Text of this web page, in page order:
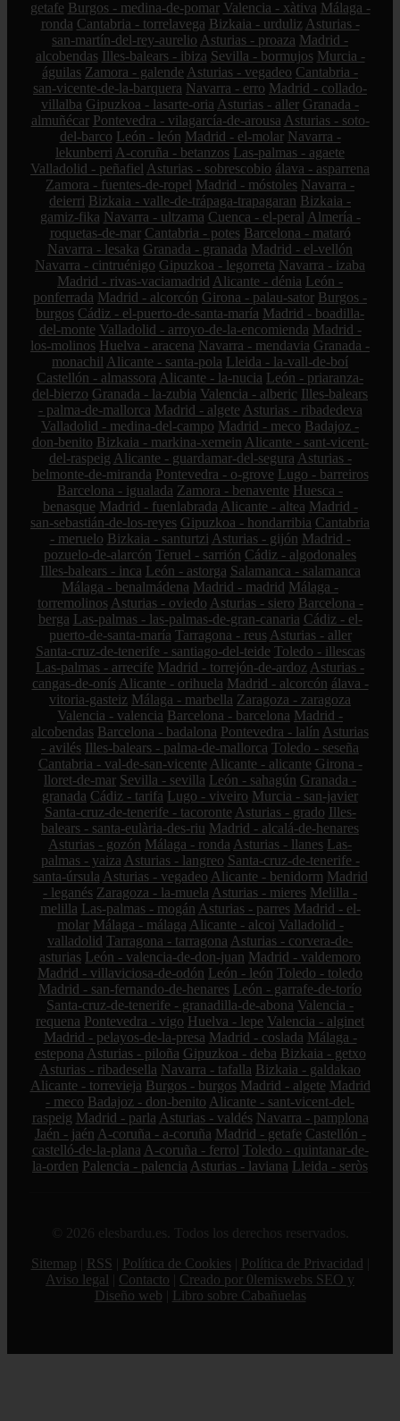
getafe Burgos - medina-de-pomar Valencia - xàtiva Málaga -
ronda Cantabria - torrelavega Bizkaia - urduliz Asturias -
san-martín-del-rey-aurelio Asturias - proaza Madrid -
alcobendas Illes-balears - ibiza Sevilla - bormujos Murcia -
águilas Zamora - galende Asturias - vegadeo Cantabria -
san-vicente-de-la-barquera Navarra - erro Madrid - collado-
villalba Gipuzkoa - lasarte-oria Asturias - aller Granada -
almuñécar Pontevedra - vilagarcía-de-arousa Asturias - soto-
del-barco León - león Madrid - el-molar Navarra -
lekunberri A-coruña - betanzos Las-palmas - agaete
Valladolid - peñafiel Asturias - sobrescobio álava - asparrena
Zamora - fuentes-de-ropel Madrid - móstoles Navarra -
deierri Bizkaia - valle-de-trápaga-trapagaran Bizkaia -
gamiz-fika Navarra - ultzama Cuenca - el-peral Almería -
roquetas-de-mar Cantabria - potes Barcelona - mataró
Navarra - lesaka Granada - granada Madrid - el-vellón
Navarra - cintruénigo Gipuzkoa - legorreta Navarra - izaba
Madrid - rivas-vaciamadrid Alicante - dénia León -
ponferrada Madrid - alcorcón Girona - palau-sator Burgos -
burgos Cádiz - el-puerto-de-santa-maría Madrid - boadilla-
del-monte Valladolid - arroyo-de-la-encomienda Madrid -
los-molinos Huelva - aracena Navarra - mendavia Granada -
monachil Alicante - santa-pola Lleida - la-vall-de-boí
Castellón - almassora Alicante - la-nucia León - priaranza-
del-bierzo Granada - la-zubia Valencia - alberic Illes-balears
- palma-de-mallorca Madrid - algete Asturias - ribadedeva
Valladolid - medina-del-campo Madrid - meco Badajoz -
don-benito Bizkaia - markina-xemein Alicante - sant-vicent-
del-raspeig Alicante - guardamar-del-segura Asturias -
belmonte-de-miranda Pontevedra - o-grove Lugo - barreiros
Barcelona - igualada Zamora - benavente Huesca -
benasque Madrid - fuenlabrada Alicante - altea Madrid -
san-sebastián-de-los-reyes Gipuzkoa - hondarribia Cantabria
- meruelo Bizkaia - santurtzi Asturias - gijón Madrid -
pozuelo-de-alarcón Teruel - sarrión Cádiz - algodonales
Illes-balears - inca León - astorga Salamanca - salamanca
Málaga - benalmádena Madrid - madrid Málaga -
torremolinos Asturias - oviedo Asturias - siero Barcelona -
berga Las-palmas - las-palmas-de-gran-canaria Cádiz - el-
puerto-de-santa-maría Tarragona - reus Asturias - aller
Santa-cruz-de-tenerife - santiago-del-teide Toledo - illescas
Las-palmas - arrecife Madrid - torrejón-de-ardoz Asturias -
cangas-de-onís Alicante - orihuela Madrid - alcorcón álava -
vitoria-gasteiz Málaga - marbella Zaragoza - zaragoza
Valencia - valencia Barcelona - barcelona Madrid -
alcobendas Barcelona - badalona Pontevedra - lalín Asturias
- avilés Illes-balears - palma-de-mallorca Toledo - seseña
Cantabria - val-de-san-vicente Alicante - alicante Girona -
lloret-de-mar Sevilla - sevilla León - sahagún Granada -
granada Cádiz - tarifa Lugo - viveiro Murcia - san-javier
Santa-cruz-de-tenerife - tacoronte Asturias - grado Illes-
balears - santa-eulària-des-riu Madrid - alcalá-de-henares
Asturias - gozón Málaga - ronda Asturias - llanes Las-
palmas - yaiza Asturias - langreo Santa-cruz-de-tenerife -
santa-úrsula Asturias - vegadeo Alicante - benidorm Madrid
- leganés Zaragoza - la-muela Asturias - mieres Melilla -
melilla Las-palmas - mogán Asturias - parres Madrid - el-
molar Málaga - málaga Alicante - alcoi Valladolid -
valladolid Tarragona - tarragona Asturias - corvera-de-
asturias León - valencia-de-don-juan Madrid - valdemoro
Madrid - villaviciosa-de-odón León - león Toledo - toledo
Madrid - san-fernando-de-henares León - garrafe-de-torío
Santa-cruz-de-tenerife - granadilla-de-abona Valencia -
requena Pontevedra - vigo Huelva - lepe Valencia - alginet
Madrid - pelayos-de-la-presa Madrid - coslada Málaga -
estepona Asturias - piloña Gipuzkoa - deba Bizkaia - getxo
Asturias - ribadesella Navarra - tafalla Bizkaia - galdakao
Alicante - torrevieja Burgos - burgos Madrid - algete Madrid
- meco Badajoz - don-benito Alicante - sant-vicent-del-
raspeig Madrid - parla Asturias - valdés Navarra - pamplona
Jaén - jaén A-coruña - a-coruña Madrid - getafe Castellón -
castelló-de-la-plana A-coruña - ferrol Toledo - quintanar-de-
la-orden Palencia - palencia Asturias - laviana Lleida - seròs
© 2026 elesbardu.es. Todos los derechos reservados.
Sitemap
RSS Política de Cookies Política de Privacidad
Aviso legal
Contacto
Creado por 0lemiswebs SEO y
Diseño web
Libro sobre Cabañuelas